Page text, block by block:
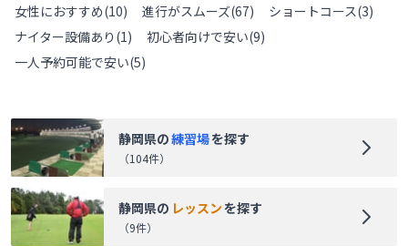
女性におすすめ(10) 進行がスムーズ(67) ショートコース(3)
ナイター設備あり (1) 初心者向けで安い(9)
一人予約可能で安い(5)
静岡県の練習場を探す
（104件）
静岡県の レッスンを探す
（9件）